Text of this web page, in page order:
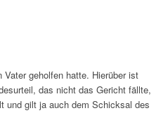
gehol­fen hatte. Hier­über ist
das nicht das Gericht fällte,
und gilt ja auch dem Schick­sal des